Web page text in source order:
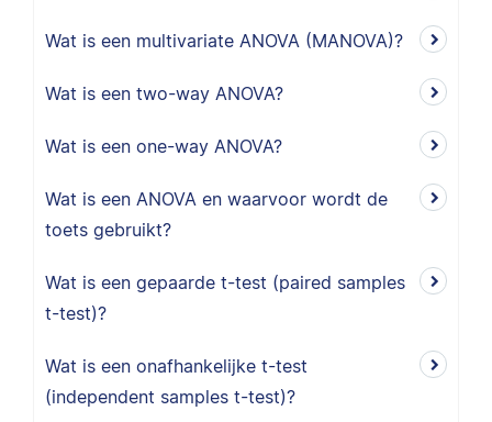
Wat is een multivariate ANOVA (MANOVA)?
Wat is een two-way ANOVA?
Wat is een one-way ANOVA?
Wat is een ANOVA en waarvoor wordt de
toets gebruikt?
Wat is een gepaarde t-test (paired samples
t-test)?
Wat is een onafhankelijke t-test
(independent samples t-test)?